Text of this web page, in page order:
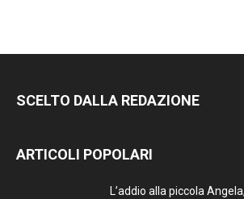
SCELTO DALLA REDAZIONE
ARTICOLI POPOLARI
L’addio alla piccola